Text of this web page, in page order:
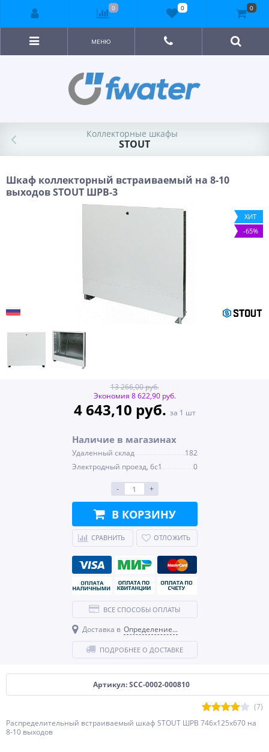
МЕНЮ
Коллекторные шкафы
STOUT
Шкаф коллекторный встраиваемый на 8-10
выходов STOUT ШРВ-3
ХИТ
-65%
Артикул: SCC-0002-000810
(7)
Распределительный встраиваемый шкаф STOUT ШРВ 746х125х670 на
8-10 выходов
13 266,00 руб.
Экономия 8 622,90 руб.
4 643,10 руб. за 1 шт
Наличие в магазинах
Удаленный склад
182
Электродный проезд, 6с1
0
- +
В КОРЗИНУ
СРАВНИТЬ ОТЛОЖИТЬ
ВСЕ СПОСОБЫ ОПЛАТЫ
Доставка в Определение...
ПОДРОБНЕЕ О ДОСТАВКЕ
0 0 0